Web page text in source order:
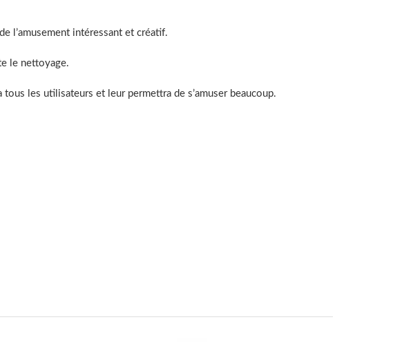
l’amusement intéressant et créatif.
le nettoyage.
les utilisateurs et leur permettra de s’amuser beaucoup.